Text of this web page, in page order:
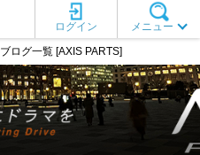
メニュー
ログイン
ブログ一覧 [AXIS PARTS]